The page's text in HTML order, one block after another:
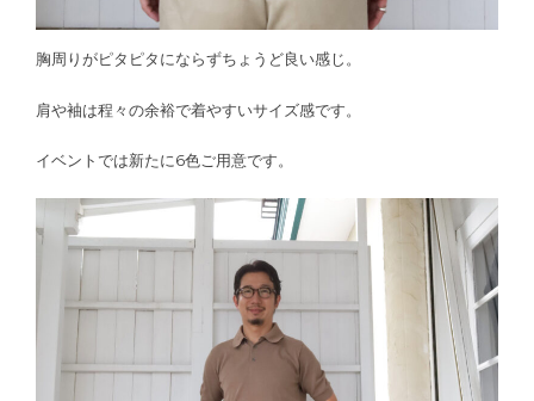
胸周りがピタピタにならずちょうど良い感じ。
肩や袖は程々の余裕で着やすいサイズ感です。
イベントでは新たに6色ご用意です。